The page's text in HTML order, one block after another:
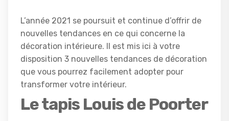
L’année 2021 se poursuit et continue d’offrir de
nouvelles tendances en ce qui concerne la
décoration intérieure. Il est mis ici à votre
disposition 3 nouvelles tendances de décoration
que vous pourrez facilement adopter pour
transformer votre intérieur.
Le tapis Louis de Poorter